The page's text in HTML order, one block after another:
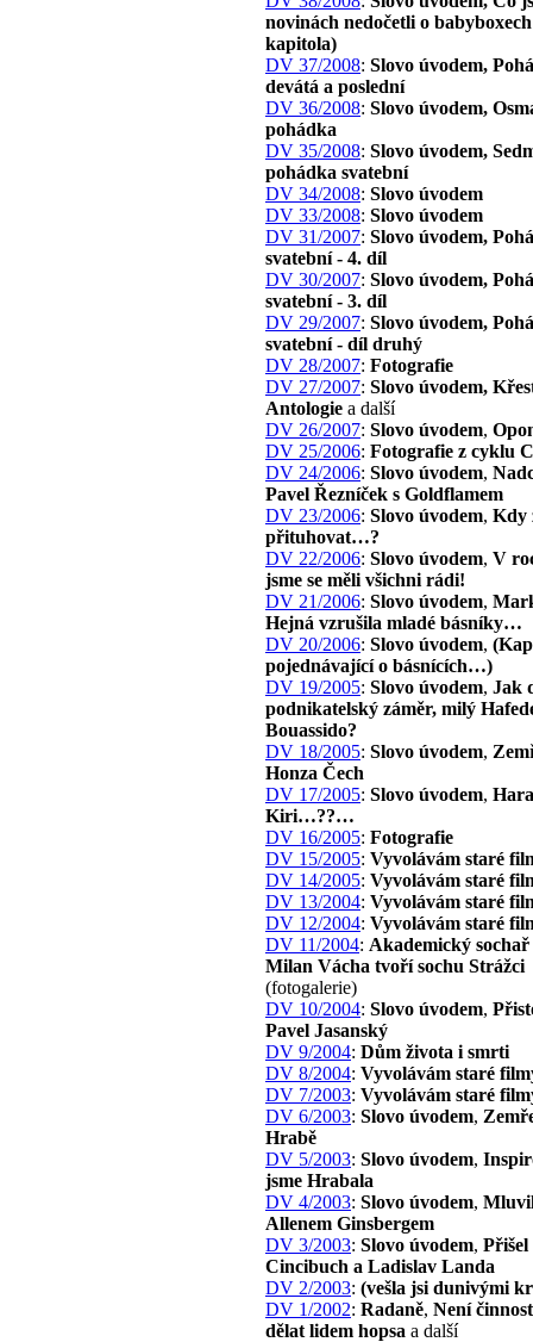
novinách nedočetli o
kapitola)
DV 37/2008: Slovo úvodem,
devátá a poslední
DV 36/2008: Slovo úvodem,
pohádka
DV 35/2008: Slovo úvodem,
pohádka svatební
DV 34/2008: Slovo úvodem
DV 33/2008: Slovo úvodem
DV 31/2007: Slovo úvodem,
svatební - 4. díl
DV 30/2007: Slovo úvodem,
svatební - 3. díl
DV 29/2007: Slovo úvodem,
svatební - díl druhý
DV 28/2007: Fotografie
DV 27/2007: Slovo úvodem,
Antologie a další
DV 26/2007: Slovo úvodem,
DV 25/2006: Fotografie z cyklu
DV 24/2006: Slovo úvodem,
Pavel Řezníček s Goldflamem
DV 23/2006: Slovo úvodem, Kdy
přituhovat…?
DV 22/2006: Slovo úvodem, V
jsme se měli všichni rádi!
DV 21/2006: Slovo úvodem,
Hejná vzrušila mladé básníky…
DV 20/2006: Slovo úvodem,
pojednávající o básnících…)
DV 19/2005: Slovo úvodem, Jak
podnikatelský záměr, milý
Bouassido?
DV 18/2005: Slovo úvodem,
Honza Čech
DV 17/2005: Slovo úvodem, Hara
Kiri…??…
DV 16/2005: Fotografie
DV 15/2005: Vyvolávám staré
DV 14/2005: Vyvolávám staré
DV 13/2004: Vyvolávám staré
DV 12/2004: Vyvolávám staré
DV 11/2004: Akademický sochař
Milan Vácha tvoří sochu Strážci
(fotogalerie)
DV 10/2004: Slovo úvodem,
Pavel Jasanský
DV 9/2004: Dům života i smrti
DV 8/2004: Vyvolávám staré
DV 7/2003: Vyvolávám staré
DV 6/2003: Slovo úvodem,
Hrabě
DV 5/2003: Slovo úvodem,
jsme Hrabala
DV 4/2003: Slovo úvodem,
Allenem Ginsbergem
DV 3/2003: Slovo úvodem, Přišel
Cincibuch a Ladislav Landa
DV 2/2003: (vešla jsi dunivými
DV 1/2002: Radaně, Není
dělat lidem hopsa a další